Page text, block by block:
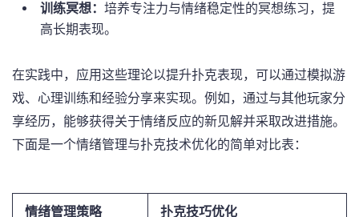
训练冥想： 培养专注力与情绪稳定性的冥想练习，提
高长期表现。
在实践中，应用这些理论以提升扑克表现，可以通过模拟游
戏、心理训练和经验分享来实现。例如，通过与其他玩家分
享经历，能够获得关于情绪反应的新见解并采取改进措施。
下面是一个情绪管理与扑克技术优化的简单对比表：
情绪管理策略 扑克技巧优化